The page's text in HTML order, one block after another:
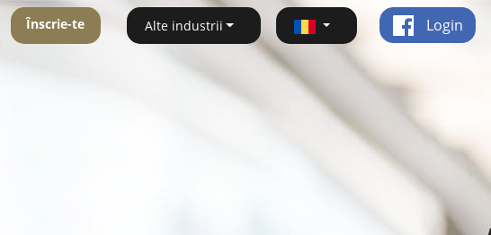
Înscrie-te Alte industrii Login